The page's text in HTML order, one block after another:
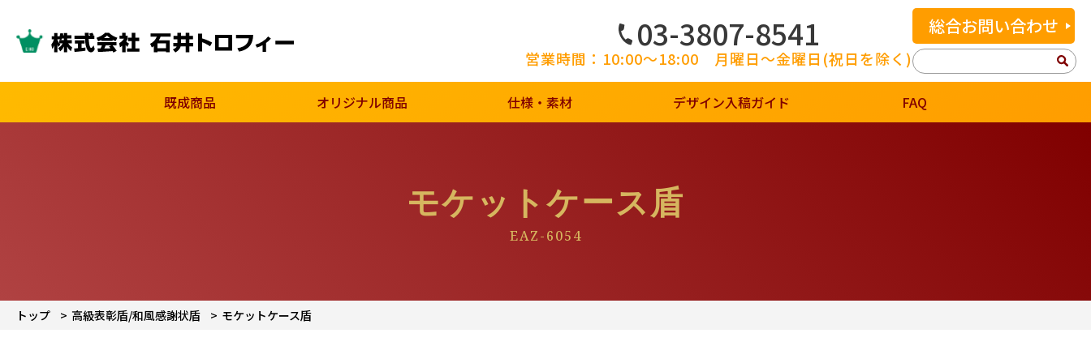
03-3807-8541
営業時間：10:00～18:00 月曜日～金曜日(祝日を除く)
総合お問い合わせ
検
索:
既成商品
オリジナル商品 仕様・素材 デザイン入稿ガイド FAQ
モケットケース盾
EAZ-6054
トップ 高級表彰盾/和風感謝状盾 モケットケース盾